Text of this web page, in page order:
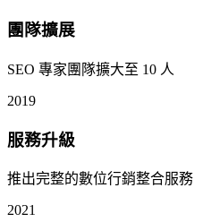
團隊擴展
SEO 專家團隊擴大至 10 人
2019
服務升級
推出完整的數位行銷整合服務
2021